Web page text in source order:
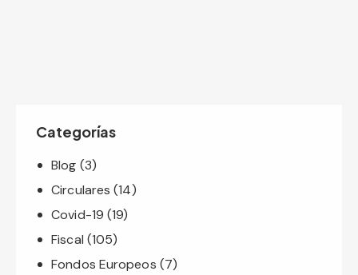
Categorías
Blog (3)
Circulares (14)
Covid-19 (19)
Fiscal (105)
Fondos Europeos (7)